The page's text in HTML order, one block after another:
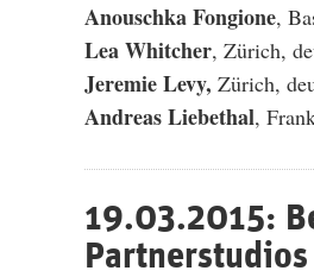
Anouschka Fongione,
Lea Whitcher, Zürich,
Jeremie Levy, Zürich,
Andreas Liebethal,
19.03.2015: